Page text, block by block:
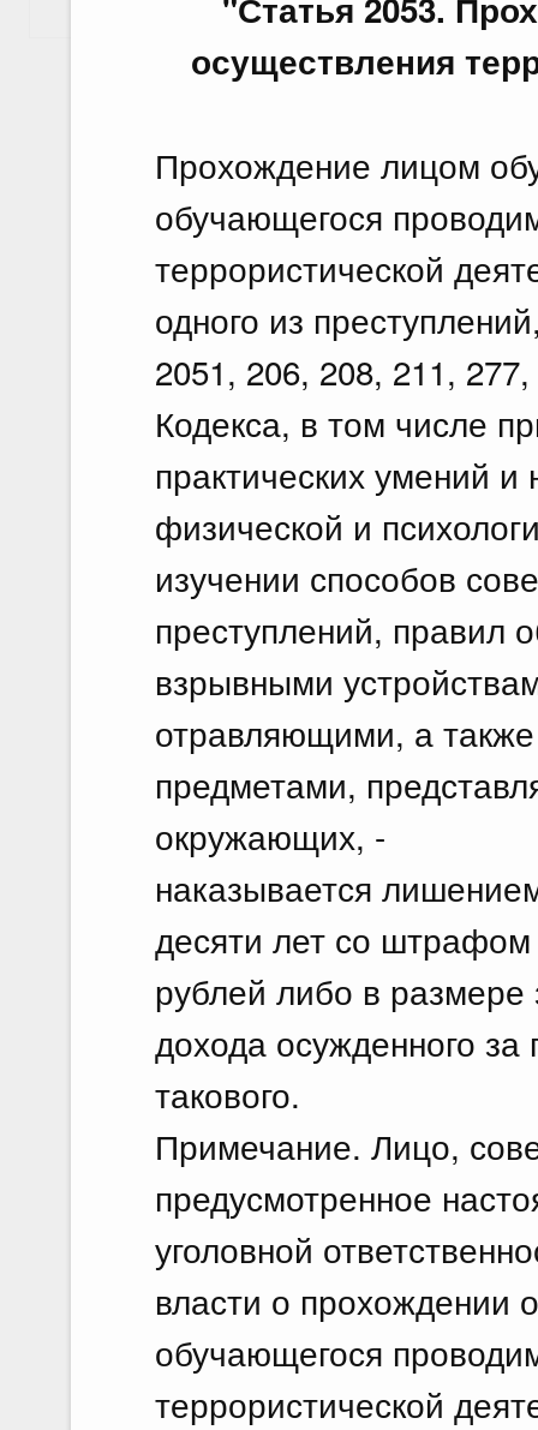
"Статья 2053.
осуществления
Прохождение лицом
обучающегося
террористической
одного из
2051, 206, 208, 211,
Кодекса, в том числе
практических умений
физической и
изучении способов
преступлений, правил
взрывными
отравляющими, а
предметами,
окружающих, -
наказывается
десяти лет со
рублей либо в размере
дохода осужденного
такового.
Примечание. Лицо,
предусмотренное
уголовной
власти о прохождении
обучающегося
террористической
Показать еще